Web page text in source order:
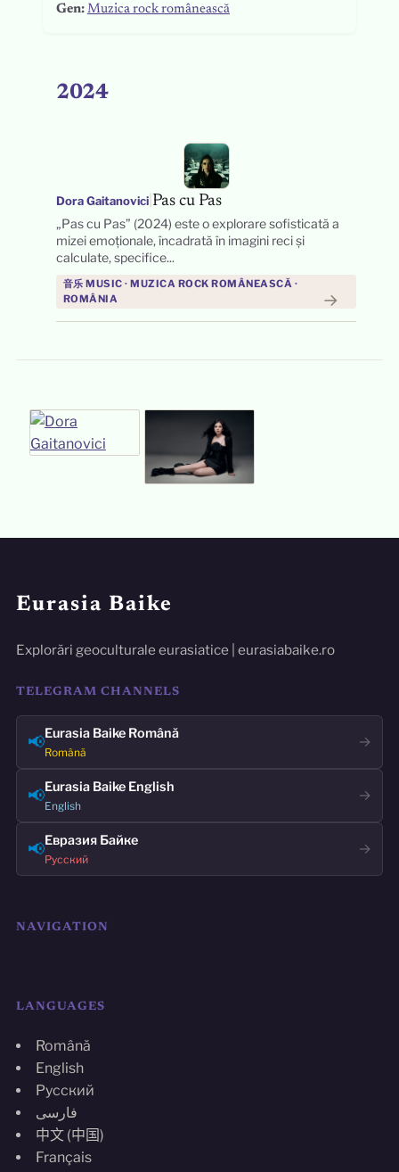
Gen: Muzica rock românească
2024
Dora Gaitanovici| Pas cu Pas
„Pas cu Pas” (2024) este o explorare sofisticată a
mizei emoționale, încadrată în imagini reci și
calculate, specifice...
音乐 MUSIC · MUZICA ROCK ROMÂNEASCĂ ·
ROMÂNIA
→
Eurasia Baike
Explorări geoculturale eurasiatice | eurasiabaike.ro
TELEGRAM CHANNELS
📢Eurasia Baike Română
Română
→
📢Eurasia Baike English
English
→
📢Евразия Байке
Русский
→
NAVIGATION
LANGUAGES
Română
English
Русский
فارسی
中文 (中国)
Français